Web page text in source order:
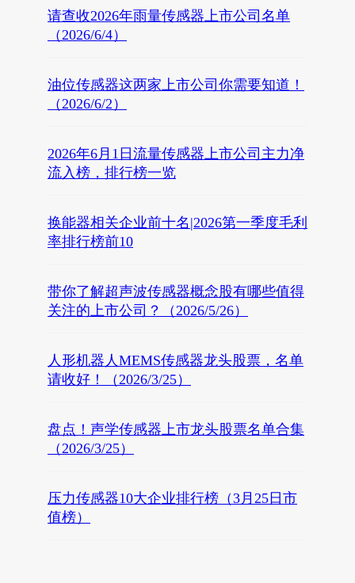
请查收2026年雨量传感器上市公司名单
（2026/6/4）
油位传感器这两家上市公司你需要知道！
（2026/6/2）
2026年6月1日流量传感器上市公司主力净
流入榜，排行榜一览
换能器相关企业前十名|2026第一季度毛利
率排行榜前10
带你了解超声波传感器概念股有哪些值得
关注的上市公司？（2026/5/26）
人形机器人MEMS传感器龙头股票，名单
请收好！（2026/3/25）
盘点！声学传感器上市龙头股票名单合集
（2026/3/25）
压力传感器10大企业排行榜（3月25日市
值榜）